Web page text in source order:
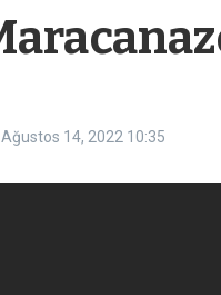
14, 2022 10:35